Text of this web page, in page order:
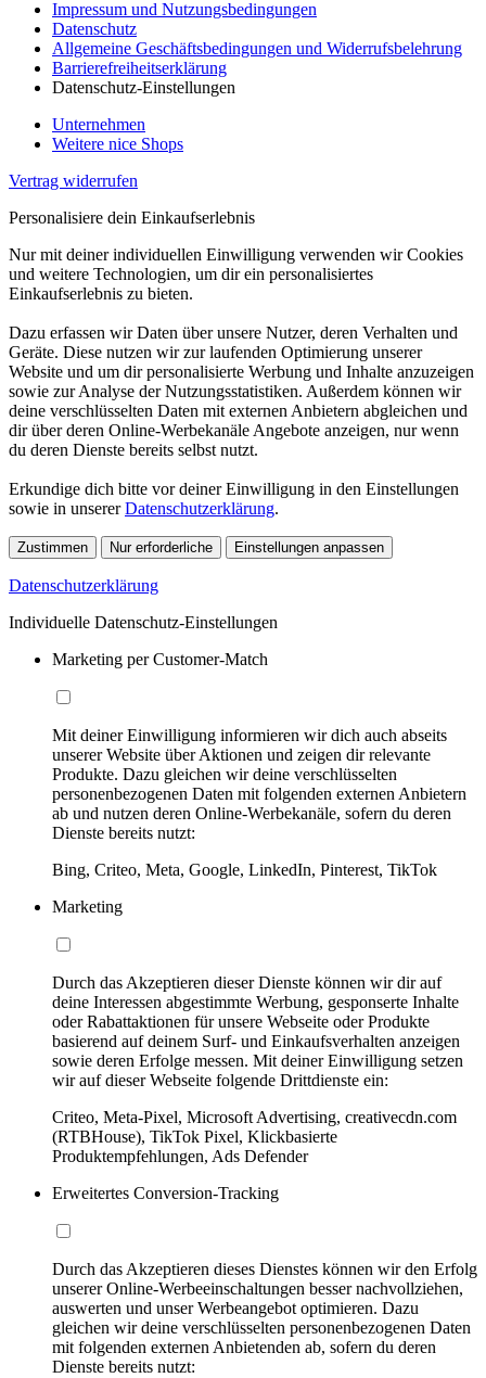
Impressum und Nutzungsbedingungen
Datenschutz
Allgemeine Geschäftsbedingungen und Widerrufsbelehrung
Barrierefreiheitserklärung
Datenschutz-Einstellungen
Unternehmen
Weitere nice Shops
Vertrag widerrufen
Personalisiere dein Einkaufserlebnis
Nur mit deiner individuellen Einwilligung verwenden wir Cookies
und weitere Technologien, um dir ein personalisiertes
Einkaufserlebnis zu bieten.
Dazu erfassen wir Daten über unsere Nutzer, deren Verhalten und
Geräte. Diese nutzen wir zur laufenden Optimierung unserer
Website und um dir personalisierte Werbung und Inhalte anzuzeigen
sowie zur Analyse der Nutzungsstatistiken. Außerdem können wir
deine verschlüsselten Daten mit externen Anbietern abgleichen und
dir über deren Online-Werbekanäle Angebote anzeigen, nur wenn
du deren Dienste bereits selbst nutzt.
Erkundige dich bitte vor deiner Einwilligung in den Einstellungen
sowie in unsererDatenschutzerklärung.
Zustimmen Nur erforderliche Einstellungen anpassen
Datenschutzerklärung
Individuelle Datenschutz-Einstellungen
Marketing per Customer-Match
Mit deiner Einwilligung informieren wir dich auch abseits
unserer Website über Aktionen und zeigen dir relevante
Produkte. Dazu gleichen wir deine verschlüsselten
personenbezogenen Daten mit folgenden externen Anbietern
ab und nutzen deren Online-Werbekanäle, sofern du deren
Dienste bereits nutzt:
Bing, Criteo, Meta, Google, LinkedIn, Pinterest, TikTok
Marketing
Durch das Akzeptieren dieser Dienste können wir dir auf
deine Interessen abgestimmte Werbung, gesponserte Inhalte
oder Rabattaktionen für unsere Webseite oder Produkte
basierend auf deinem Surf- und Einkaufsverhalten anzeigen
sowie deren Erfolge messen. Mit deiner Einwilligung setzen
wir auf dieser Webseite folgende Drittdienste ein:
Criteo, Meta-Pixel, Microsoft Advertising, creativecdn.com
(RTBHouse), TikTok Pixel, Klickbasierte
Produktempfehlungen, Ads Defender
Erweitertes Conversion-Tracking
Durch das Akzeptieren dieses Dienstes können wir den Erfolg
unserer Online-Werbeeinschaltungen besser nachvollziehen,
auswerten und unser Werbeangebot optimieren. Dazu
gleichen wir deine verschlüsselten personenbezogenen Daten
mit folgenden externen Anbietenden ab, sofern du deren
Dienste bereits nutzt: